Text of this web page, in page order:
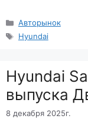
Рубрики
Авторынок
Метки
Hyundai
Hyundai
выпуска
8 декабря 2025г.